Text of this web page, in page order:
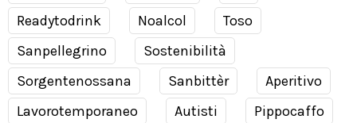
Readytodrink
Noalcol
Toso
Sanpellegrino
Sostenibilità
Sorgentenossana
Sanbittèr
Aperitivo
Lavorotemporaneo
Autisti
Pippocaffo